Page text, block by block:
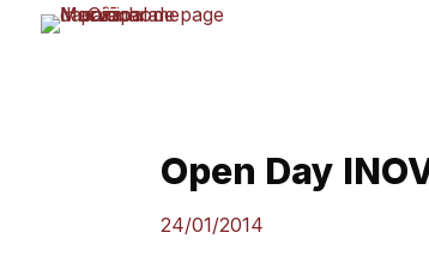
Open Day
24/01/2014